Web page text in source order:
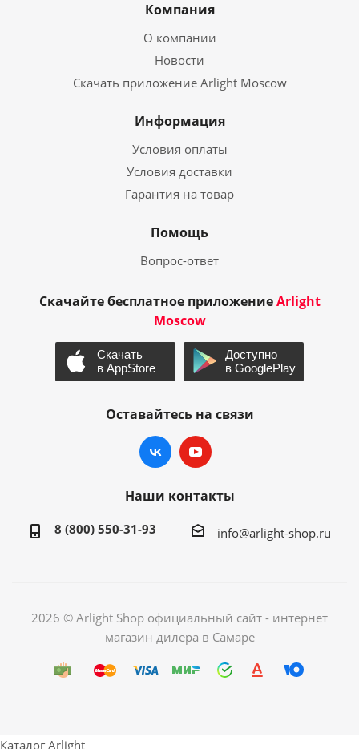
Компания
О компании
Новости
Скачать приложение Arlight Moscow
Информация
Условия оплаты
Условия доставки
Гарантия на товар
Помощь
Вопрос-ответ
Скачайте бесплатное приложениеArlight
Moscow
Оставайтесь на связи
Наши контакты
8 (800) 550-31-93 info@arlight-shop.ru
2026 © Arlight Shop официальный сайт - интернет
магазин дилера в Самаре
Каталог Arlight